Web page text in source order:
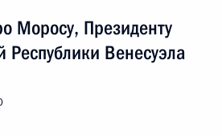
Моросу, Президенту
Республики Венесуэла